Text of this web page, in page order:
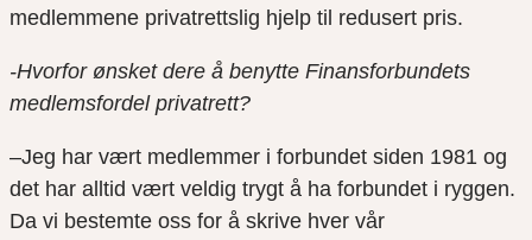
medlemmene privatrettslig hjelp til redusert pris.
-Hvorfor ønsket dere å benytte Finansforbundets
medlemsfordel privatrett?
–Jeg har vært medlemmer i forbundet siden 1981 og
det har alltid vært veldig trygt å ha forbundet i ryggen.
Da vi bestemte oss for å skrive hver vår